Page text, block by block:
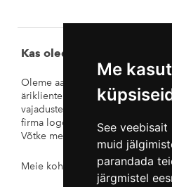
Me
See
muid
parandada
järgmistel
Kas oled otsimas jõuludeks
Oleme aastate jooksul aidanud
ärikliente kui ka erakliente.
vajaduste ja ideedega meeldiva
firma logo ja kirjaga ilus purk
Võtke meiega ühendust ja
Meie kohe valmis kinkekarbid